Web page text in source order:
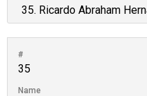
#
35
Name